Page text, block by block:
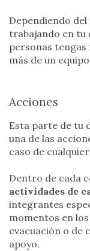
Dependiendo
trabajando en tu
personas tengas
más de un
Acciones
Esta parte de tu
una de las
caso de
Dentro de cada
actividades de
integrantes
momentos en
evacuación o de
apoyo.